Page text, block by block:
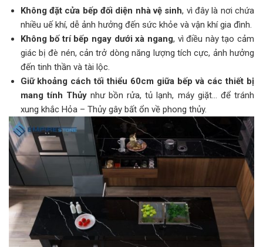
Không đặt cửa bếp đối diện nhà vệ sinh, vì đây là nơi chứa
nhiều uế khí, dễ ảnh hưởng đến sức khỏe và vận khí gia đình.
Không bố trí bếp ngay dưới xà ngang, vì điều này tạo cảm
giác bị đè nén, cản trở dòng năng lượng tích cực, ảnh hưởng
đến tinh thần và tài lộc.
Giữ khoảng cách tối thiểu 60cm giữa bếp và các thiết bị
mang tính Thủynhư bồn rửa, tủ lạnh, máy giặt… để tránh
xung khắc Hỏa – Thủy gây bất ổn về phong thủy.